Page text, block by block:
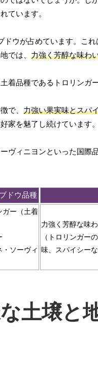
ています。
ウが占めています。こ
では、 力強く芳醇な味わ
着品種であるトロリンガ
で、 力強い果実味とスパ
家を魅了し続けています。
ヴィニヨンといった国際
ドウ品種
ガー（土着
・ソーヴィ
力強く芳醇な味
（トロリンガー
味、スパイシーな
土壌と